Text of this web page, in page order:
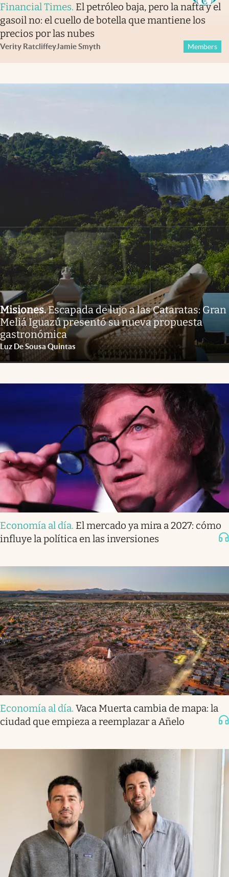
Financial Times. El petróleo baja, pero la nafta y el
gasoil no: el cuello de botella que mantiene los
precios por las nubes
Verity RatcliffeyJamie Smyth Members
Misiones.Escapada de lujo a las Cataratas: Gran
Meliá Iguazú presentó su nueva propuesta
gastronómica
Luz De Sousa Quintas
Economía al día. El mercado ya mira a 2027: cómo
influye la política en las inversiones
Economía al día. Vaca Muerta cambia de mapa: la
ciudad que empieza a reemplazar a Añelo